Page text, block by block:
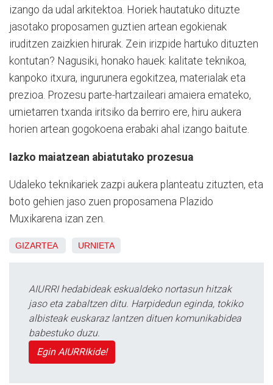
izango da udal arkitektoa. Horiek hautatuko dituzte
jasotako proposamen guztien artean egokienak
iruditzen zaizkien hirurak. Zein irizpide hartuko dituzten
kontutan? Nagusiki, honako hauek: kalitate teknikoa,
kanpoko itxura, ingurunera egokitzea, materialak eta
prezioa. Prozesu parte-hartzaileari amaiera emateko,
urnietarren txanda iritsiko da berriro ere, hiru aukera
horien artean gogokoena erabaki ahal izango baitute.
Iazko maiatzean abiatutako prozesua
Udaleko teknikariek zazpi aukera planteatu zituzten, eta
boto gehien jaso zuen proposamena Plazido
Muxikarena izan zen.
GIZARTEA URNIETA
AIURRI hedabideak eskualdeko nortasun hitzak
jaso eta zabaltzen ditu. Harpidedun eginda, tokiko
albisteak euskaraz lantzen dituen komunikabidea
babestuko duzu.
Egin AIURRIkide!